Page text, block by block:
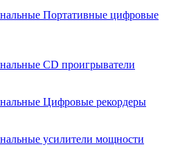
Портативные цифровые
СD проигрыватели
Цифровые рекордеры
усилители мощности